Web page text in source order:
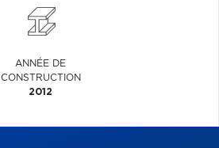
ANNÉE DE
CONSTRUCTION
2012